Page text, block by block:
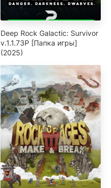
Deep Rock Galactic: Survivor
v.1.1.73P [Папка игры]
(2025)